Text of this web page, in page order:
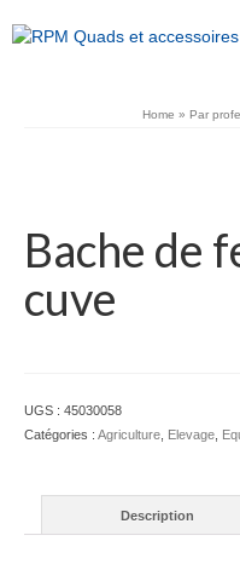
Home » Par
Bache de
cuve
UGS : 45030058
Catégories : Agriculture Elevage
Description